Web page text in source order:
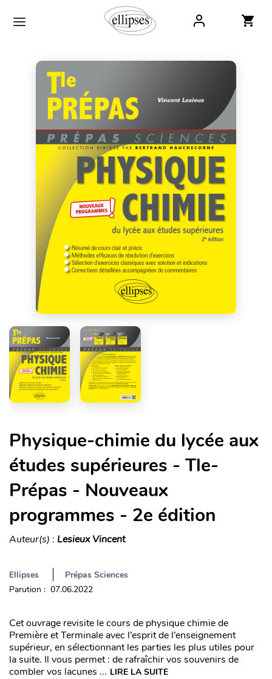
Physique-chimie du lycée aux
études supérieures - Tle-
Prépas - Nouveaux
programmes - 2e édition
Auteur(s) : Lesieux Vincent
Ellipses
Prépas Sciences
Parution : 07.06.2022
Cet ouvrage revisite le cours de physique chimie de
Première et Terminale avec l’esprit de l’enseignement
supérieur, en sélectionnant les parties les plus utiles pour
la suite. Il vous permet : de rafraîchir vos souvenirs de
combler vos lacunes ... LIRE LA SUITE